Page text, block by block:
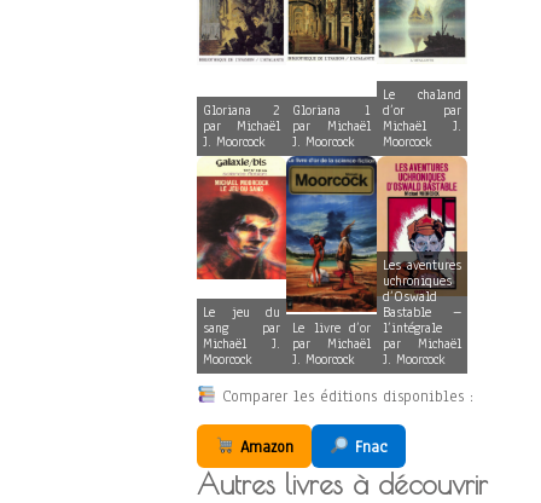
Gloriana 2
par Michaël
J. Moorcock
Gloriana 1
par Michaël
J. Moorcock
Le chaland
d’or par
Michaël J.
Moorcock
Le jeu du
sang par
Michaël J.
Moorcock
Le livre d’or
par Michaël
J. Moorcock
Les aventures
uchroniques
d’Oswald
Bastable –
l’intégrale
par Michaël
J. Moorcock
Comparer les éditions disponibles :
Amazon Fnac
Autres livres à découvrir